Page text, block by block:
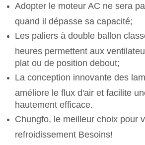
Adopter le moteur AC ne sera
quand il dépasse sa capacité;
Les paliers à double ballon
heures permettent aux
plat ou de position debout;
La conception innovante des
améliore le flux d'air et facilite
hautement efficace.
Chungfo, le meilleur choix pour
refroidissement Besoins!